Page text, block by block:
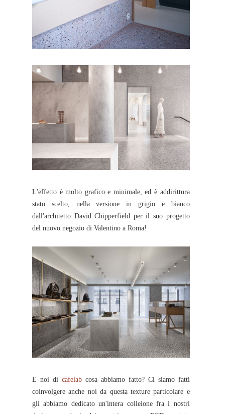
L'effetto è molto grafico e minimale, ed è addirittura
stato scelto, nella versione in grigio e bianco
dall'architetto David Chipperfield per il suo progetto
del nuovo negozio di Valentino a Roma!
E noi di cafelab cosa abbiamo fatto? Ci siamo fatti
coinvolgere anche noi da questa texture particolare e
gli abbiamo dedicato un'intera colleione fra i nostri